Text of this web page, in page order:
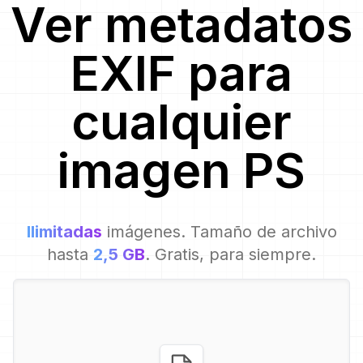
Ver metadatos
EXIF para
cualquier
imagen PS
Ilimitadas imágenes. Tamaño de archivo
hasta 2,5 GB. Gratis, para siempre.